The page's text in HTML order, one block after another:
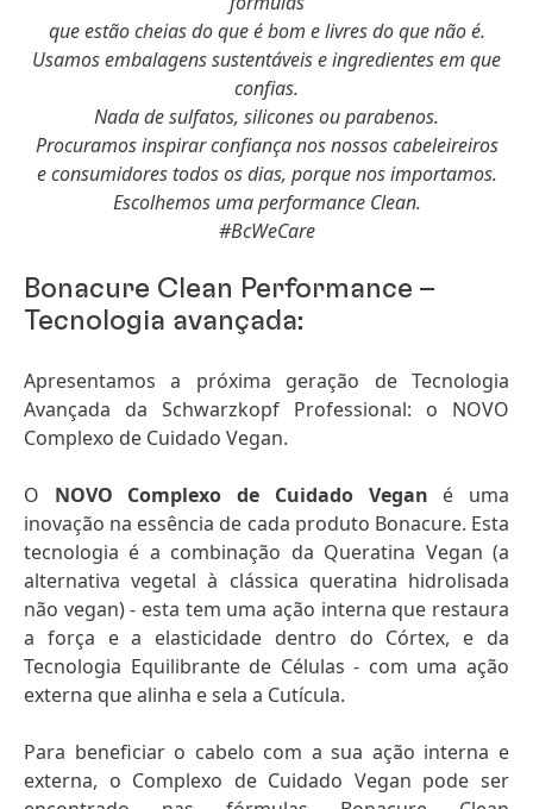
que estão cheias do que é bom e livres do que não é.
Usamos embalagens sustentáveis e ingredientes em que
confias.
Nada de sulfatos, silicones ou parabenos.
Procuramos inspirar confiança nos nossos cabeleireiros
e consumidores todos os dias, porque nos importamos.
Escolhemos uma performance Clean.
#BcWeCare
Bonacure Clean Performance –
Tecnologia avançada:
Apresentamos a próxima geração de Tecnologia
Avançada da Schwarzkopf Professional: o NOVO
Complexo de Cuidado Vegan.
O NOVO Complexo de Cuidado Vegan é uma
inovação na essência de cada produto Bonacure. Esta
tecnologia é a combinação da Queratina Vegan (a
alternativa vegetal à clássica queratina hidrolisada
não vegan) - esta tem uma ação interna que restaura
a força e a elasticidade dentro do Córtex, e da
Tecnologia Equilibrante de Células - com uma ação
externa que alinha e sela a Cutícula.
Para beneficiar o cabelo com a sua ação interna e
externa, o Complexo de Cuidado Vegan pode ser